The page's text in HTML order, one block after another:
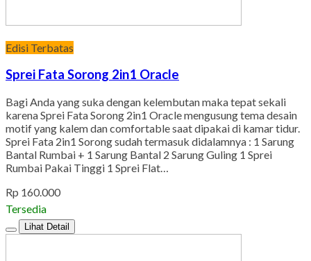
Edisi Terbatas
Sprei Fata Sorong 2in1 Oracle
Bagi Anda yang suka dengan kelembutan maka tepat sekali
karena Sprei Fata Sorong 2in1 Oracle mengusung tema desain
motif yang kalem dan comfortable saat dipakai di kamar tidur.
Sprei Fata 2in1 Sorong sudah termasuk didalamnya : 1 Sarung
Bantal Rumbai + 1 Sarung Bantal 2 Sarung Guling 1 Sprei
Rumbai Pakai Tinggi 1 Sprei Flat…
Rp 160.000
Tersedia
Lihat Detail